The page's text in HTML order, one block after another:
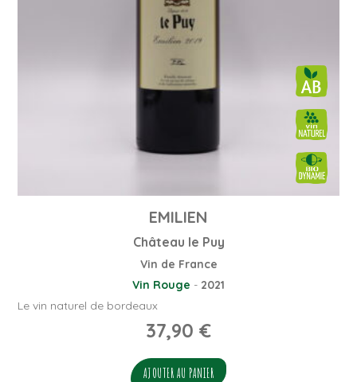
EMILIEN
Château le Puy
Vin de France
Vin Rouge - 2021
Le vin naturel de bordeaux
37,90 €
AJOUTER AU PANIER